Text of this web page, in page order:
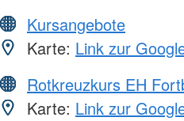
Kursangebote
Karte: Link zur
Rotkreuzkurs EH
Karte: Link zur